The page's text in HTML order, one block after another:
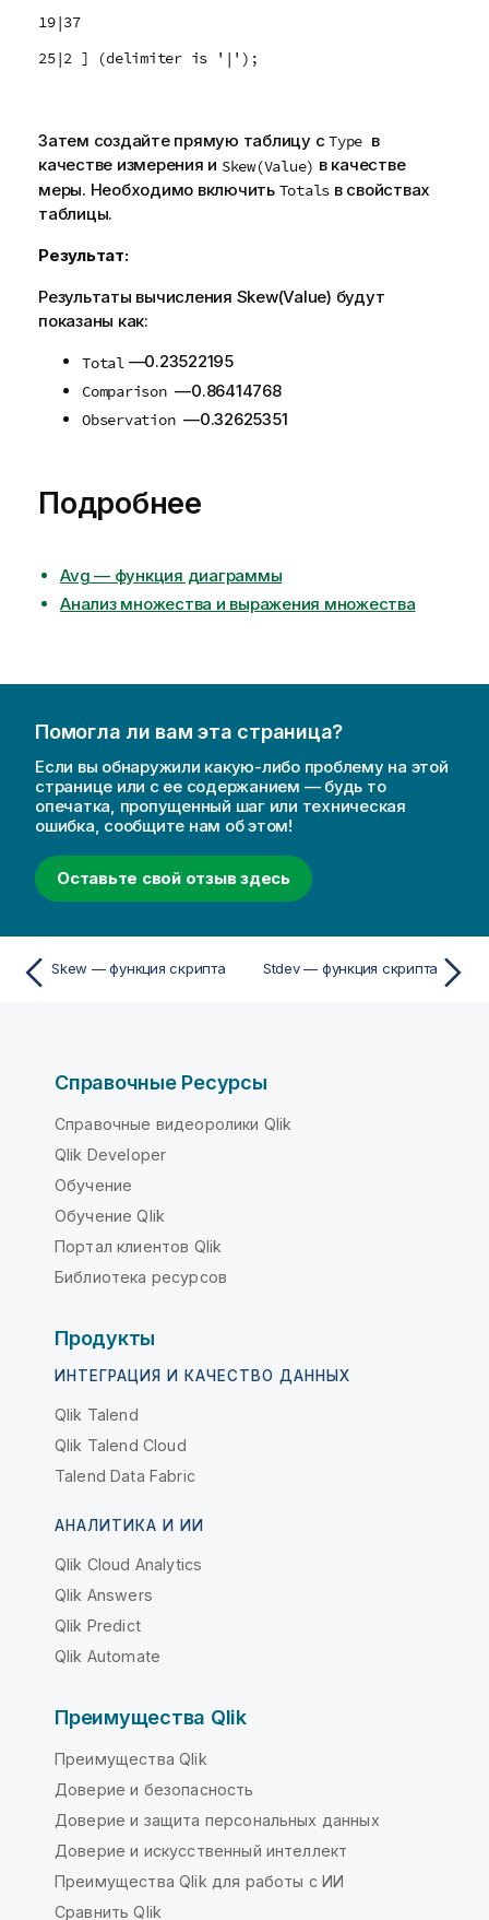
19|37
25|2 ] (delimiter is '|');
Затем создайте прямую таблицу с Type в
качестве измерения и Skew(Value) в качестве
меры. Необходимо включить Totals в свойствах
таблицы.
Результат:
Результаты вычисления Skew(Value) будут
показаны как:
Total —0.23522195
Comparison—0.86414768
Observation —0.32625351
Подробнее
Avg — функция диаграммы
Анализ множества и выражения множества
Помогла ли вам эта страница?
Если вы обнаружили какую-либо проблему на этой
странице или с ее содержанием — будь то
опечатка, пропущенный шаг или техническая
ошибка, сообщите нам об этом!
Оставьте свой отзыв здесь
Skew — функция скрипта Stdev — функция скрипта
Справочные Ресурсы
Справочные видеоролики Qlik
Qlik Developer
Обучение
Обучение Qlik
Портал клиентов Qlik
Библиотека ресурсов
Продукты
ИНТЕГРАЦИЯ И КАЧЕСТВО ДАННЫХ
Qlik Talend
Qlik Talend Cloud
Talend Data Fabric
АНАЛИТИКА И ИИ
Qlik Cloud Analytics
Qlik Answers
Qlik Predict
Qlik Automate
Преимущества Qlik
Преимущества Qlik
Доверие и безопасность
Доверие и защита персональных данных
Доверие и искусственный интеллект
Преимущества Qlik для работы с ИИ
Сравнить Qlik